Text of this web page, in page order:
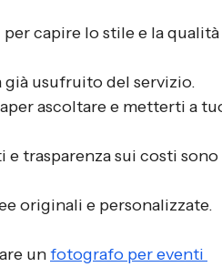
capire lo stile e la qualità
usufruito del servizio.
ascoltare e metterti a
trasparenza sui costi sono
originali e personalizzate.
un fotografo per eventi